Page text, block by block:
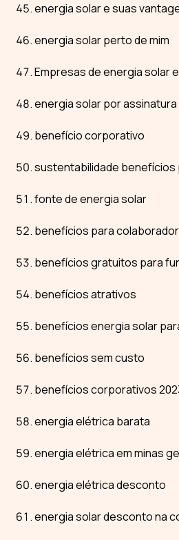
energia solar e suas
energia solar perto de mim
Empresas de energia solar
energia solar por assinatura
benefício corporativo
sustentabilidade benefícios
fonte de energia solar
benefícios para
benefícios gratuitos para
benefícios atrativos
benefícios energia solar
benefícios sem custo
benefícios corporativos
energia elétrica barata
energia elétrica em minas
energia elétrica desconto
energia solar desconto na